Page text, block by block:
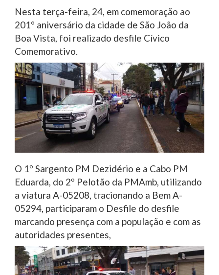
Nesta terça-feira, 24, em comemoração ao
201° aniversário da cidade de São João da
Boa Vista, foi realizado desfile Cívico
Comemorativo.
O 1º Sargento PM Dezidério e a Cabo PM
Eduarda, do 2º Pelotão da PMAmb, utilizando
a viatura A-05208, tracionando a Bem A-
05294, participaram o Desfile do desfile
marcando presença com a população e com as
autoridades presentes,